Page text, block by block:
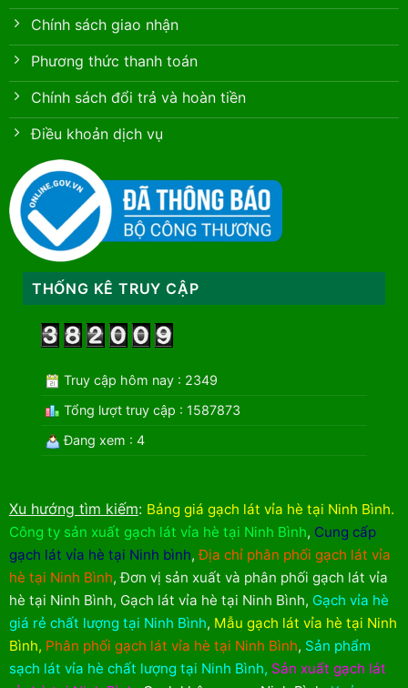
Chính sách giao nhận
Phương thức thanh toán
Chính sách đổi trả và hoàn tiền
Điều khoản dịch vụ
THỐNG KÊ TRUY CẬP
Truy cập hôm nay : 2349
Tổng lượt truy cập : 1587873
Đang xem : 4
Xu hướng tìm kiếm: Bảng giá gạch lát vỉa hè tại Ninh Bình.
Công ty sản xuất gạch lát vỉa hè tại Ninh Bình, Cung cấp
gạch lát vỉa hè tại Ninh bình,Địa chỉ phân phối gạch lát vỉa
hè tại Ninh Bình,Đơn vị sản xuất và phân phối gạch lát vỉa
hè tại Ninh Bình, Gạch lát vỉa hè tại Ninh Bình, Gạch vỉa hè
giá rẻ chất lượng tại Ninh Bình, Mẫu gạch lát vỉa hè tại Ninh
Bình, Phân phối gạch lát vỉa hè tại Ninh Bình, Sản phẩm
sạch lát vỉa hè chất lượng tại Ninh Bình, Sản xuất gạch lát